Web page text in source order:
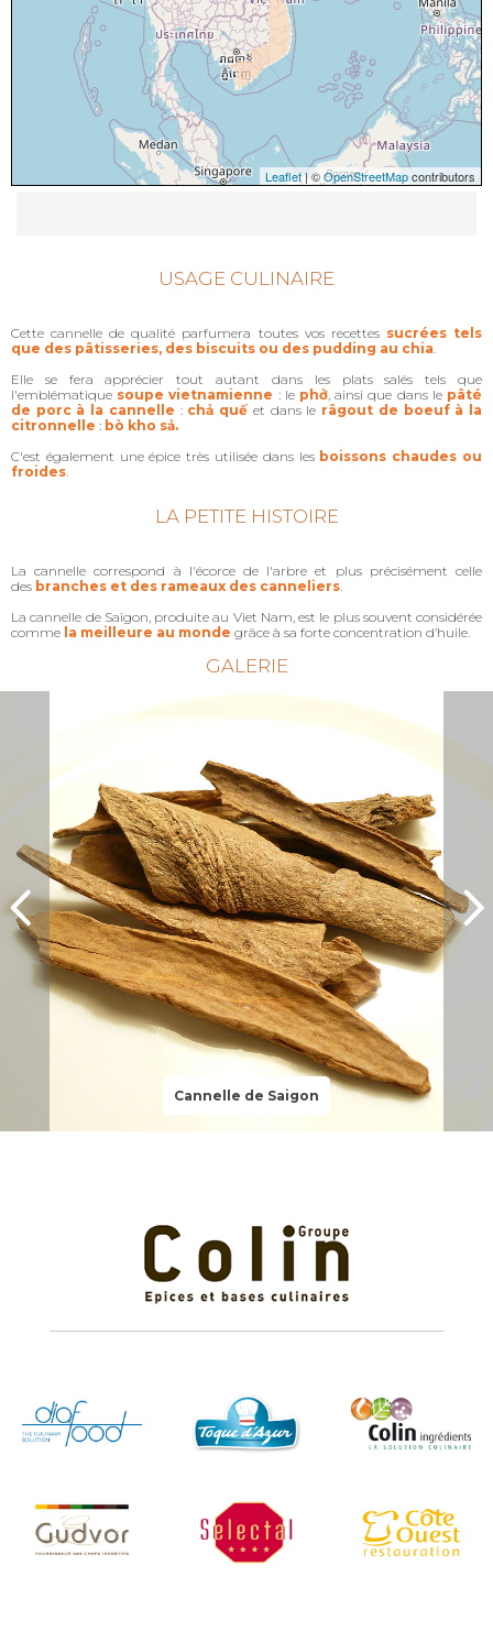
Leaflet| ©OpenStreetMapcontributors
USAGE CULINAIRE
Cette cannelle de qualité parfumera toutes vos recettes sucrées tels
que des pâtisseries, des biscuits ou des pudding au chia
Elle se fera apprécier tout autant dans les plats salés tels que
l'emblématique soupe vietnamienne : le phở , ainsi que dans le pâté
de porc à la cannelle : chả quế et dans le râgout de boeuf à la
citronnelle : bò kho sả.
C'est également une épice très utilisée dans les boissons chaudes ou
froides
LA PETITE HISTOIRE
La cannelle correspond à l'écorce de l'arbre et plus précisément celle
des branches et des rameaux des canneliers
La cannelle de Saïgon, produite au Viet Nam, est le plus souvent considérée
comme la meilleure au monde grâce à sa forte concentration d’huile.
GALERIE
Cannelle de Saigon